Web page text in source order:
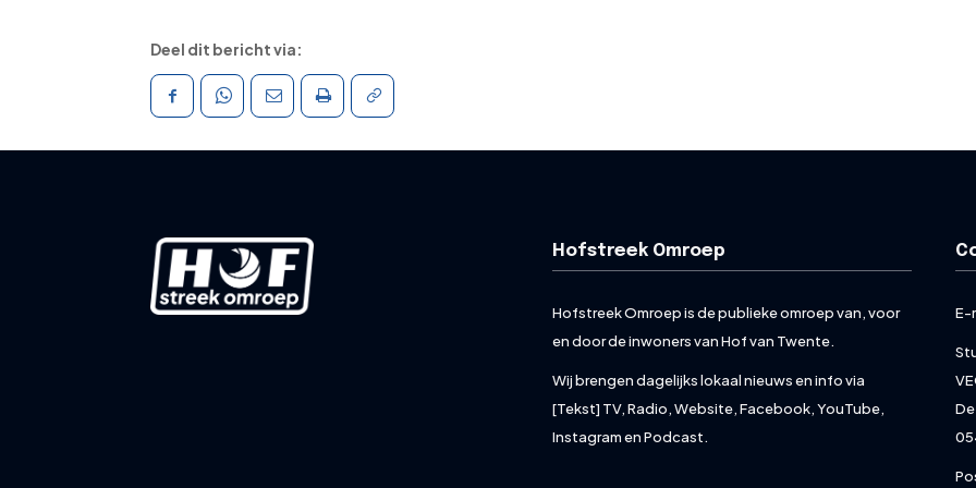
Deel dit bericht via:
Hofstreek Omroep
Hofstreek Omroep is de publieke omroep van, voor
en door de inwoners van Hof van Twente.
Wij brengen dagelijks lokaal nieuws en info via
[Tekst] TV, Radio, Website, Facebook, YouTube,
Instagram en Podcast.
E-